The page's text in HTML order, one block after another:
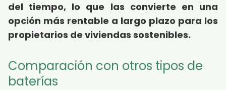
del tiempo, lo que las convierte en una
opción más rentable a largo plazo para los
propietarios de viviendas sostenibles.
Comparación con otros tipos de
baterías